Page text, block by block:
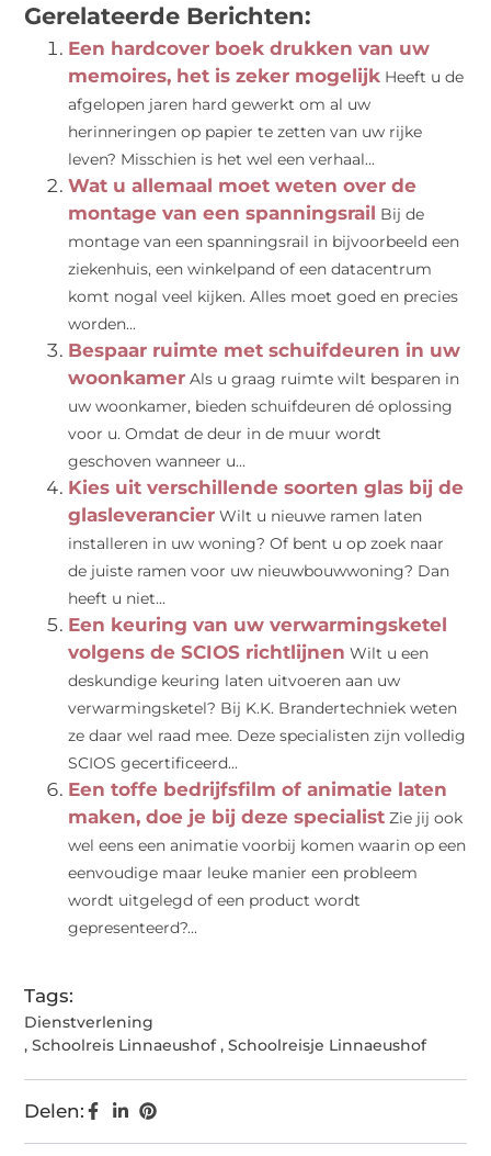
Gerelateerde Berichten:
Een hardcover boek drukken van uw
memoires, het is zeker mogelijk Heeft u de
afgelopen jaren hard gewerkt om al uw
herinneringen op papier te zetten van uw rijke
leven? Misschien is het wel een verhaal...
Wat u allemaal moet weten over de
montage van een spanningsrail Bij de
montage van een spanningsrail in bijvoorbeeld een
ziekenhuis, een winkelpand of een datacentrum
komt nogal veel kijken. Alles moet goed en precies
worden...
Bespaar ruimte met schuifdeuren in uw
woonkamer Als u graag ruimte wilt besparen in
uw woonkamer, bieden schuifdeuren dé oplossing
voor u. Omdat de deur in de muur wordt
geschoven wanneer u...
Kies uit verschillende soorten glas bij de
glasleverancier Wilt u nieuwe ramen laten
installeren in uw woning? Of bent u op zoek naar
de juiste ramen voor uw nieuwbouwwoning? Dan
heeft u niet...
Een keuring van uw verwarmingsketel
volgens de SCIOS richtlijnen Wilt u een
deskundige keuring laten uitvoeren aan uw
verwarmingsketel? Bij K.K. Brandertechniek weten
ze daar wel raad mee. Deze specialisten zijn volledig
SCIOS gecertificeerd...
Een toffe bedrijfsfilm of animatie laten
maken, doe je bij deze specialist Zie jij ook
wel eens een animatie voorbij komen waarin op een
eenvoudige maar leuke manier een probleem
wordt uitgelegd of een product wordt
gepresenteerd?...
Tags:
Dienstverlening
,Schoolreis Linnaeushof,Schoolreisje Linnaeushof
Delen: